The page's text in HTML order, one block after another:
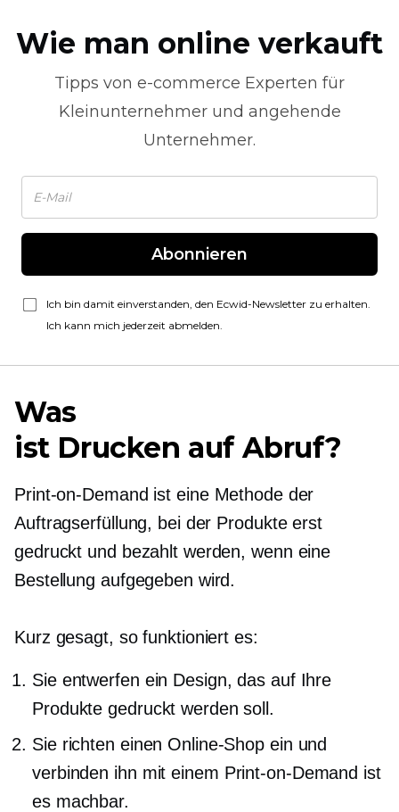
Wie man online verkauft
Tipps von e-commerce Experten für
Kleinunternehmer und angehende
Unternehmer.
Abonnieren
Ich bin damit einverstanden, den Ecwid-Newsletter zu erhalten.
Ich kann mich jederzeit abmelden.
Was
ist Drucken auf Abruf?
Print-on-Demand ist eine Methode der
Auftragserfüllung, bei der Produkte erst
gedruckt und bezahlt werden, wenn eine
Bestellung aufgegeben wird.
Kurz gesagt, so funktioniert es:
Sie entwerfen ein Design, das auf Ihre
Produkte gedruckt werden soll.
Sie richten einen Online-Shop ein und
verbinden ihn mit einem Print-on-Demand ist
es machbar.